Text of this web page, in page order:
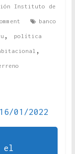
Instituto de
banco
, política
,
01/2022
el